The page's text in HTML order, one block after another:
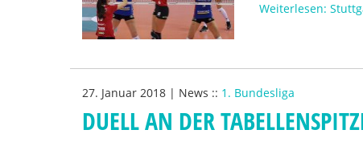
Weiterlesen:
27. Januar 2018 | News :: 1. Bundesliga
DUELL AN DER